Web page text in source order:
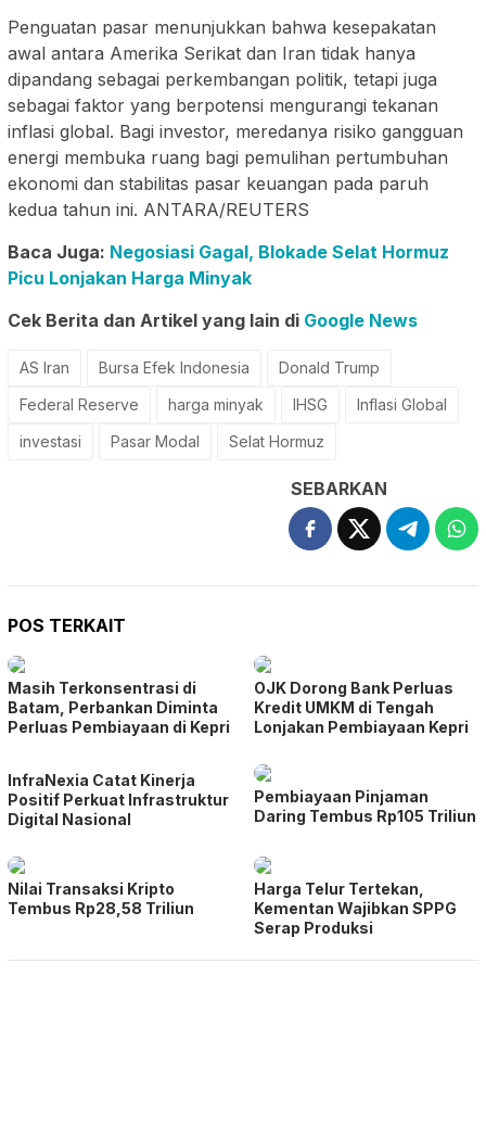
Penguatan pasar menunjukkan bahwa kesepakatan
awal antara Amerika Serikat dan Iran tidak hanya
dipandang sebagai perkembangan politik, tetapi juga
sebagai faktor yang berpotensi mengurangi tekanan
inflasi global. Bagi investor, meredanya risiko gangguan
energi membuka ruang bagi pemulihan pertumbuhan
ekonomi dan stabilitas pasar keuangan pada paruh
kedua tahun ini. ANTARA/REUTERS
Baca Juga: Negosiasi Gagal, Blokade Selat Hormuz
Picu Lonjakan Harga Minyak
Cek Berita dan Artikel yang lain di Google News
AS Iran Bursa Efek Indonesia
Donald Trump
Federal Reserve
harga minyak IHSG
Inflasi Global
investasi
Pasar Modal Selat Hormuz
SEBARKAN
POS TERKAIT
Masih Terkonsentrasi di
Batam, Perbankan Diminta
Perluas Pembiayaan di Kepri
OJK Dorong Bank Perluas
Kredit UMKM di Tengah
Lonjakan Pembiayaan Kepri
InfraNexia Catat Kinerja
Positif Perkuat Infrastruktur
Digital Nasional
Pembiayaan Pinjaman
Daring Tembus Rp105 Triliun
Nilai Transaksi Kripto
Tembus Rp28,58 Triliun
Harga Telur Tertekan,
Kementan Wajibkan SPPG
Serap Produksi